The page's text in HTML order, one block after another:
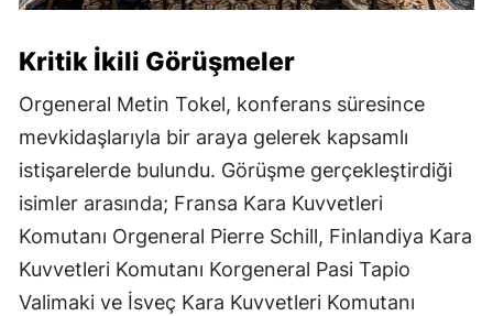
Kritik İkili Görüşmeler
Orgeneral Metin Tokel, konferans süresince
mevkidaşlarıyla bir araya gelerek kapsamlı
istişarelerde bulundu. Görüşme gerçekleştirdiği
isimler arasında; Fransa Kara Kuvvetleri
Komutanı Orgeneral Pierre Schill, Finlandiya Kara
Kuvvetleri Komutanı Korgeneral Pasi Tapio
Valimaki ve İsveç Kara Kuvvetleri Komutanı